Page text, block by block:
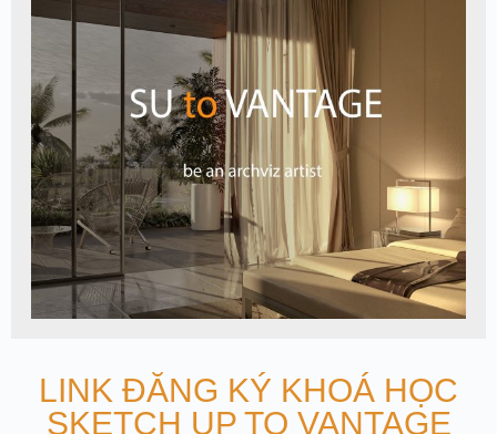
LINK ĐĂNG KÝ KHOÁ HỌC
SKETCH UP TO VANTAGE